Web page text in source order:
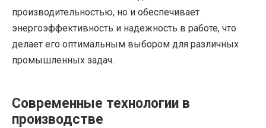
производительностью, но и обеспечивает
энергоэффективность и надежность в работе, что
делает его оптимальным выбором для различных
промышленных задач.
Современные технологии в
производстве